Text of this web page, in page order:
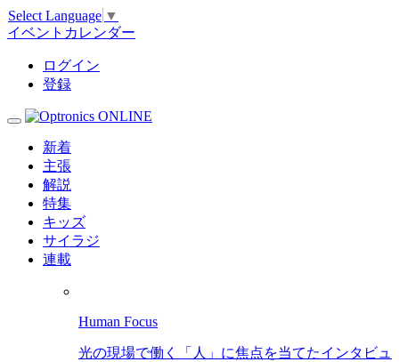
Select Language ▼
イベントカレンダー
ログイン
登録
新着
主張
解説
特集
キッズ
サイラジ
連載
Human Focus
光の現場で働く「人」に焦点を当てたインタビュ